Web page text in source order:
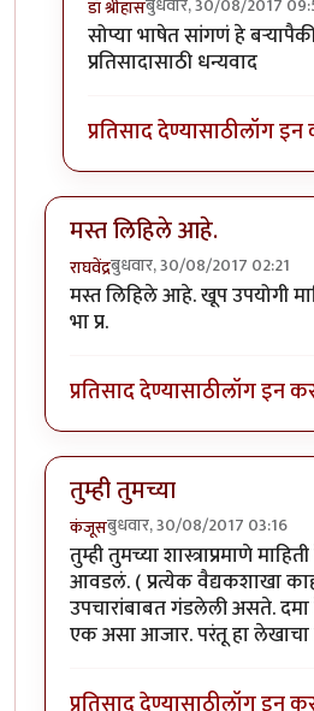
डॉ श्रीहास
In reply toखूप सोप्या
सोप्या भाषेत सांगणं हे
प्रतिसादासाठी धन्यवाद
प्रतिसाद देण्यासाठीलॉग इन
मस्त लिहिले आहे.
राघवेंद्रबुधवार, 30/08/2017 02:21
मस्त लिहिले आहे. खूप उपयोगी
भा प्र.
प्रतिसाद देण्यासाठीलॉग इन
तुम्ही तुमच्या
कंजूसबुधवार, 30/08/2017 03:16
तुम्ही तुमच्या शास्त्राप्रमाणे
आवडलं. ( प्रत्येक वैद्यकशाखा
उपचारांबाबत गंडलेली असते.
एक असा आजार. परंतू हा लेखाचा